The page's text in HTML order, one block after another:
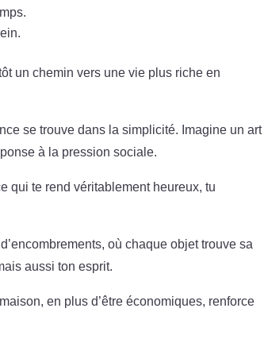
un chemin vers une vie plus riche en
se trouve dans la simplicité. Imagine un art
à la pression sociale.
qui te rend véritablement heureux, tu
où chaque objet trouve sa
aussi ton esprit.
en plus d’être économiques, renforce